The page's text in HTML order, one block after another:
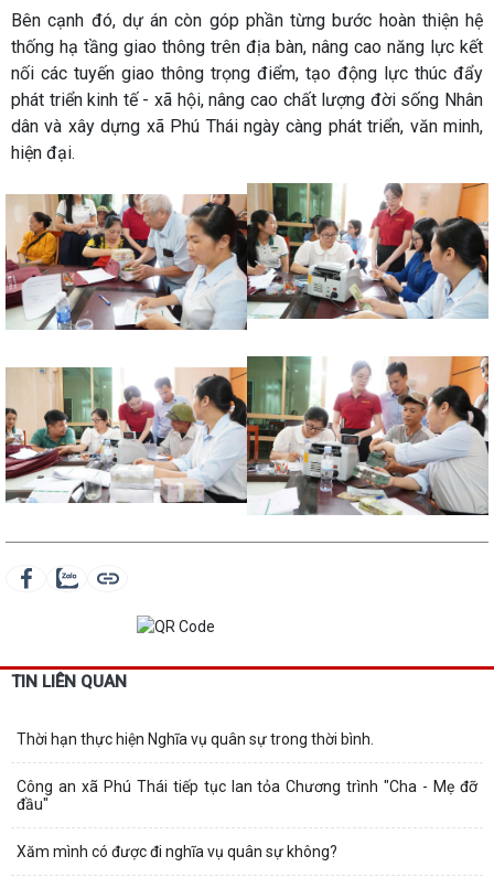
Bên cạnh đó, dự án còn góp phần từng bước hoàn thiện hệ
thống hạ tầng giao thông trên địa bàn, nâng cao năng lực kết
nối các tuyến giao thông trọng điểm, tạo động lực thúc đẩy
phát triển kinh tế - xã hội, nâng cao chất lượng đời sống Nhân
dân và xây dựng xã Phú Thái ngày càng phát triển, văn minh,
hiện đại.
TIN LIÊN QUAN
Thời hạn thực hiện Nghĩa vụ quân sự trong thời bình.
Công an xã Phú Thái tiếp tục lan tỏa Chương trình "Cha - Mẹ đỡ
đầu"
Xăm mình có được đi nghĩa vụ quân sự không?